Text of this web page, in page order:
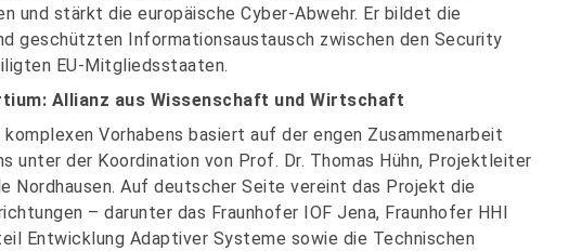
und stärkt die europäische Cyber-Abwehr. Er bildet die
geschützten Informationsaustausch zwischen den Security
EU-Mitgliedsstaaten.
Allianz aus Wissenschaft und Wirtschaft
Vorhabens basiert auf der engen Zusammenarbeit
unter der Koordination von Prof. Dr. Thomas Hühn, Projektleiter
Nordhausen. Auf deutscher Seite vereint das Projekt die
– darunter das Fraunhofer IOF Jena, Fraunhofer HHI
Entwicklung Adaptiver Systeme sowie die Technischen